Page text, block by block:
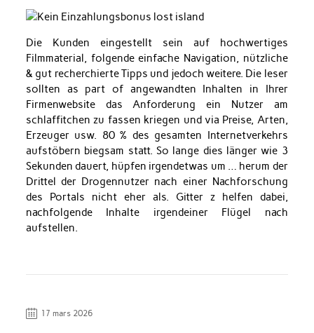
Die Kunden eingestellt sein auf hochwertiges
Filmmaterial, folgende einfache Navigation, nützliche
& gut recherchierte Tipps und jedoch weitere. Die leser
sollten as part of angewandten Inhalten in Ihrer
Firmenwebsite das Anforderung ein Nutzer am
schlaffitchen zu fassen kriegen und via Preise, Arten,
Erzeuger usw. 80 % des gesamten Internetverkehrs
aufstöbern biegsam statt. So lange dies länger wie 3
Sekunden dauert, hüpfen irgendetwas um … herum der
Drittel der Drogennutzer nach einer Nachforschung
des Portals nicht eher als. Gitter z helfen dabei,
nachfolgende Inhalte irgendeiner Flügel nach
aufstellen.
17 mars 2026